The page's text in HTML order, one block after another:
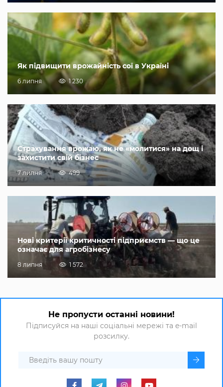
Як підвищити врожайність сої в Україні
6 липня 1 230
Страхування врожаю, як не «молитися» на дощ і
захистити свій бізнес
7 липня 499
Нові критерії критичності підприємств — що це
означає для агробізнесу
8 липня 1 572
Не пропусти останні новини!
Підписуйся на наші соціальні мережі та e-mail
розсилку.